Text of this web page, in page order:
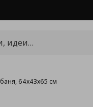
баня, 64x43x65 см